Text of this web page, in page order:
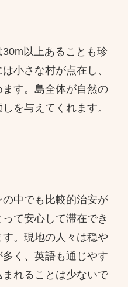
以上あることも珍
小さな村が点在し、
す。島全体が自然の
を与えてくれます。
中でも比較的治安が
て安心して滞在でき
。現地の人々は穏や
く、英語も通じやす
れることは少ないで